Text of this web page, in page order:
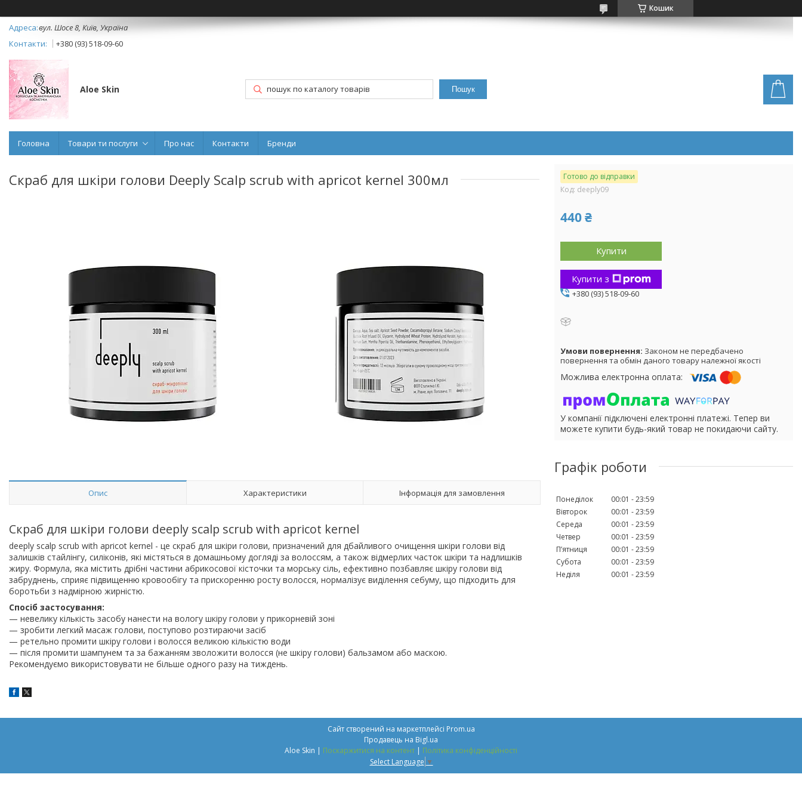
Кошик
вул. Шосе 8, Київ, Україна
+380 (93) 518-09-60
Aloe Skin Пошук
Головна Товари ти послуги Про нас Контакти Бренди
Скраб для шкіри голови Deeply Scalp scrub with apricot kernel 300мл
Опис Характеристики Інформація для замовлення
Скраб для шкіри голови deeply scalp scrub with apricot kernel
deeply scalp scrub with apricot kernel - це скраб для шкіри голови, призначений для дбайливого очищення шкіри голови від
залишків стайлінгу, силіконів, які містяться в домашньому догляді за волоссям, а також відмерлих часток шкіри та надлишків
жиру. Формула, яка містить дрібні частини абрикосової кісточки та морську сіль, ефективно позбавляє шкіру голови від
забруднень, сприяє підвищенню кровообігу та прискоренню росту волосся, нормалізує виділення себуму, що підходить для
боротьби з надмірною жирністю.
Спосіб застосування:
— невелику кількість засобу нанести на вологу шкіру голови у прикорневій зоні
— зробити легкий масаж голови, поступово розтираючи засіб
— ретельно промити шкіру голови і волосся великою кількістю води
— після промити шампунем та за бажанням зволожити волосся (не шкіру голови) бальзамом або маскою.
Рекомендуємо використовувати не більше одного разу на тиждень.
Готово до відправки
Код: deeply09
440 ₴
Купити
Купити з
+380 (93) 518-09-60
Законом не передбачено
повернення та обмін даного товару належної якості
У компанії підключені електронні платежі. Тепер ви
можете купити будь-який товар не покидаючи сайту.
Графік роботи
Понеділок 00:01
23:59
Вівторок
00:01
23:59
Середа
00:01
23:59
Четвер
00:01
23:59
Пʼятниця
00:01
23:59
Субота
00:01
23:59
Неділя
00:01 23:59
Сайт створений на маркетплейсі Prom.ua
Продавець на Bigl.ua
Aloe Skin | Поскаржитися на контент | Політика конфіденційності
Select Language ▼